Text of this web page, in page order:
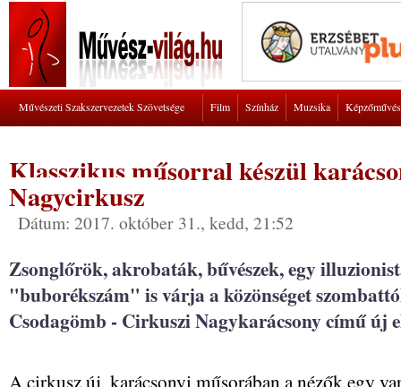
Művészeti Szakszervezetek Szövetsége Film Színház Muzsika
Klasszikus műsorral készül
Nagycirkusz
Dátum: 2017. október 31., kedd, 21:52
Zsonglőrök, akrobaták, bűvészek, egy
"buborékszám" is várja a közönséget
Csodagömb - Cirkuszi Nagykarácsony című új
A cirkusz új, karácsonyi műsorában a nézők egy